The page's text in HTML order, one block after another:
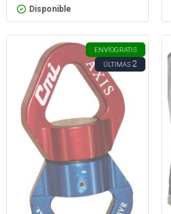
Disponible
ENVÍOGRATIS
ÚLTIMAS2